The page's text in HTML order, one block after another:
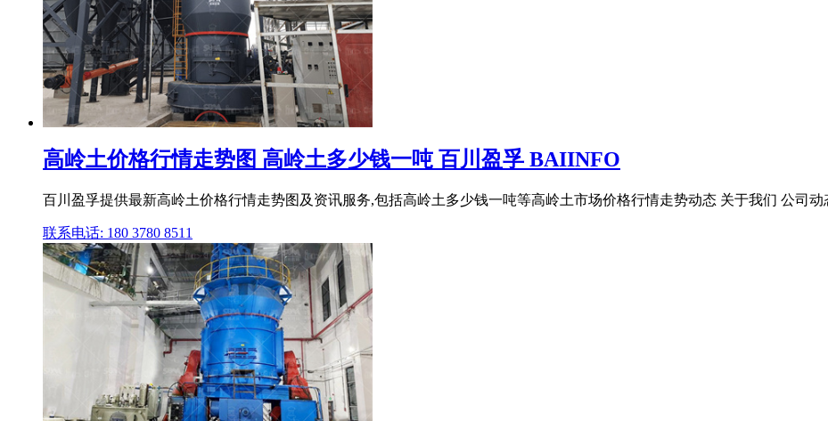
高岭土价格行情走势图 高岭土多少钱一吨 百川盈孚 BAIINFO
百川盈孚提供最新高岭土价格行情走势图及资讯服务,包括高岭土多少钱一吨等高岭土市场价格行情走势动态 关于我们 公司动
联系电话: 180 3780 8511